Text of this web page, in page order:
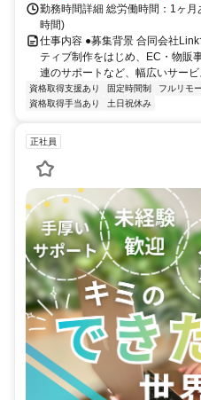
勤務時間詳細 総労働時間：1ヶ
時間)
仕事内容 ●募集背景 合同会社
ティブ制作をはじめ、EC・物販
連のサポートなど、幅広いサー
資格取得支援あり 固定時間制 フルリモ
資格取得手当あり
土日祝休み
正社員